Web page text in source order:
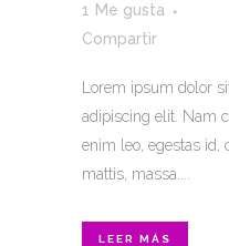
1
Me gusta
Compartir
Lorem ipsum dolor
adipiscing elit. Nam
enim leo, egestas id,
mattis, massa....
LEER MÁS